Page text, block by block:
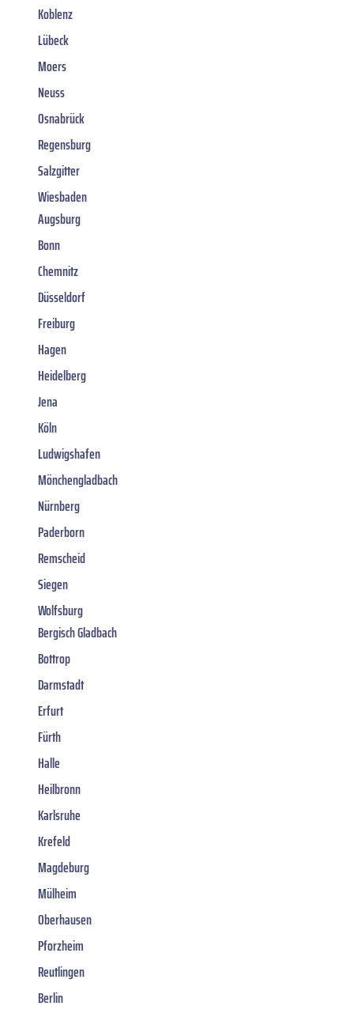
Koblenz
Lübeck
Moers
Neuss
Osnabrück
Regensburg
Salzgitter
Wiesbaden
Augsburg
Bonn
Chemnitz
Düsseldorf
Freiburg
Hagen
Heidelberg
Jena
Köln
Ludwigshafen
Mönchengladbach
Nürnberg
Paderborn
Remscheid
Siegen
Wolfsburg
Bergisch Gladbach
Bottrop
Darmstadt
Erfurt
Fürth
Halle
Heilbronn
Karlsruhe
Krefeld
Magdeburg
Mülheim
Oberhausen
Pforzheim
Reutlingen
Berlin